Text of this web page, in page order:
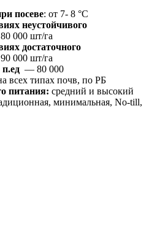
посеве: от 7- 8 °С
неустойчивого
000 шт/га
достаточного
000 шт/га
— 80 000
всех типах почв, по РБ
питания: средний и высокий
минимальная, No-till,